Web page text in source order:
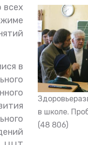
всех
в
в школе.
(48 806)